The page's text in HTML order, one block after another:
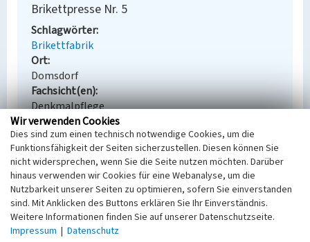
Brikettpresse Nr. 5
Schlagwörter
Brikettfabrik
Ort
Domsdorf
Fachsicht(en)
Denkmalpflege
Erfassungsmaßstab
Keine Angabe
Erfassungsmethode
Übernahme aus externer Fachdatenbank
Empfohlene Zitierweise
Wir verwenden Cookies
Dies sind zum einen technisch notwendige Cookies, um die
Funktionsfähigkeit der Seiten sicherzustellen. Diesen können Sie
nicht widersprechen, wenn Sie die Seite nutzen möchten. Darüber
hinaus verwenden wir Cookies für eine Webanalyse, um die
Nutzbarkeit unserer Seiten zu optimieren, sofern Sie einverstanden
sind. Mit Anklicken des Buttons erklären Sie Ihr Einverständnis.
Weitere Informationen finden Sie auf unserer Datenschutzseite.
Impressum | Datenschutz